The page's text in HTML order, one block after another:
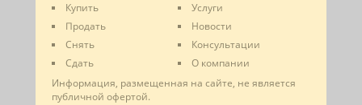
Купить
Продать
Снять
Сдать
Услуги
Новости
Консультации
О компании
Информация, размещенная на сайте, не является
публичной офертой.